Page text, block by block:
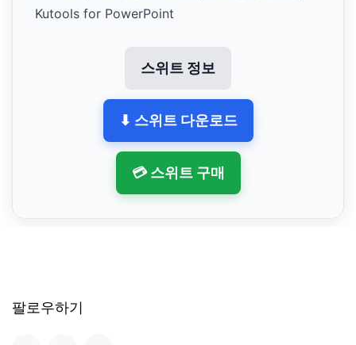
Kutools for PowerPoint
스위트 정보
⬇ 스위트 다운로드
💳 스위트 구매
팔로우하기